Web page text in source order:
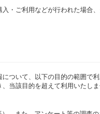
・ご利用などが行われた場合
ついて、以下の目的の範囲で
当該目的を超えて利用いたしま